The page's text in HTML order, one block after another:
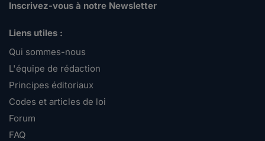
Inscrivez-vous à notre Newsletter
Liens utiles :
Qui sommes-nous
L'équipe de rédaction
Principes éditoriaux
Codes et articles de loi
Forum
FAQ